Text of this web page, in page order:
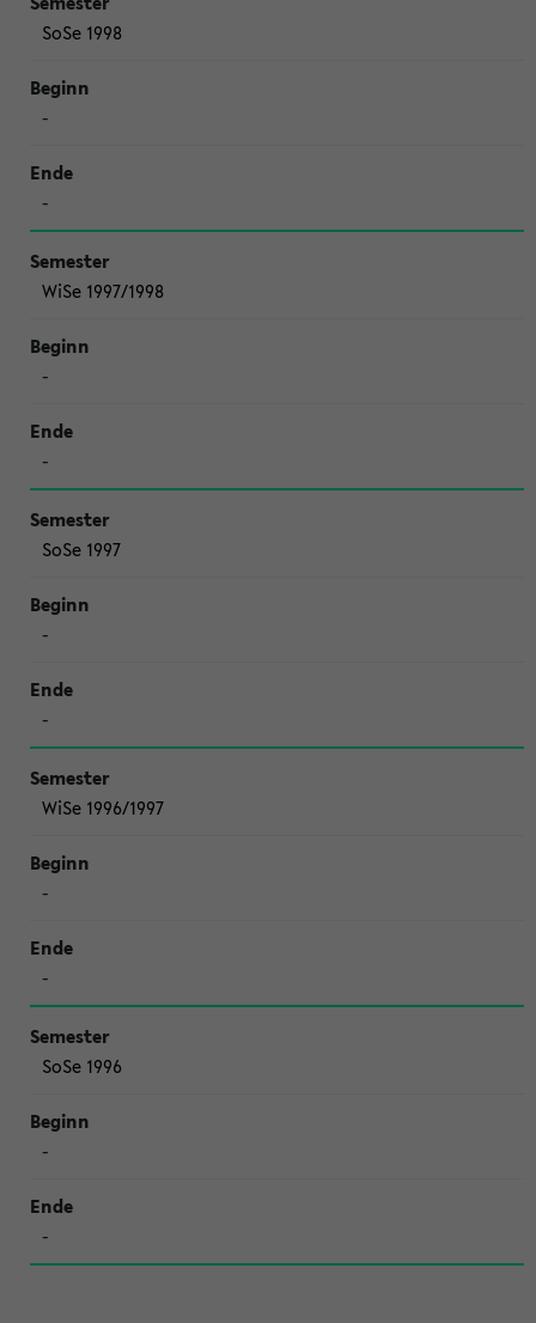
SoSe 1998
-
-
WiSe 1997/1998
-
-
SoSe 1997
-
-
WiSe 1996/1997
-
-
SoSe 1996
-
-